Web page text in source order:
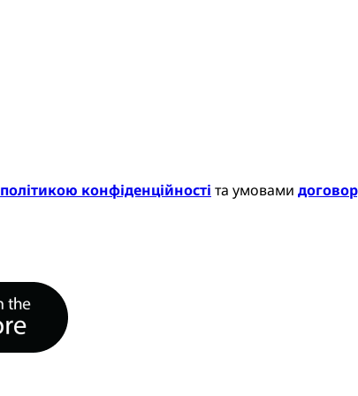
політикою конфіденційності та умовами